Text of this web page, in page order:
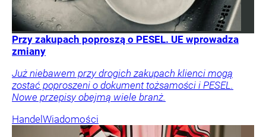
Przy zakupach poproszą o PESEL. UE wprowadza
zmiany
Już niebawem przy drogich zakupach klienci mogą
zostać poproszeni o dokument tożsamości i PESEL.
Nowe przepisy obejmą wiele branż.
HandelWiadomości